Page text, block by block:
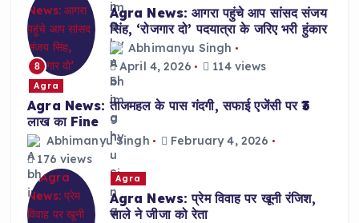
8
Agra News: आगरा पहुंचे आप सांसद संजय
सिंह, ‘रोजगार दो’ पदयात्रा के जरिए भरी हुंकार
Abhimanyu Singh
April 4, 2026
114 views
Agra
Agra News: ताजमहल के पास गंदगी, सफाई एजेंसी पर ₹3
लाख का Fine
Abhimanyu Singh
February 4, 2026
176 views
Agra
Agra News: प्रेम विवाह पर खूनी रंजिश,
साले ने जीजा को रेता